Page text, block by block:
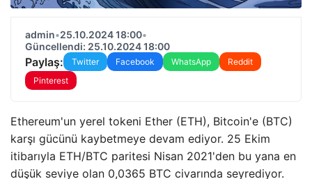
admin•25.10.2024 18:00•
Güncellendi: 25.10.2024 18:00
Paylaş: Twitter Facebook WhatsApp
Reddit
Pinterest
Ethereum'un yerel tokeni Ether (ETH), Bitcoin'e (BTC)
karşı gücünü kaybetmeye devam ediyor. 25 Ekim
itibarıyla ETH/BTC paritesi Nisan 2021'den bu yana en
düşük seviye olan 0,0365 BTC civarında seyrediyor.